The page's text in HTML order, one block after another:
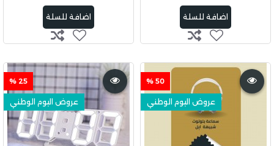
اضافة للسلة اضافة للسلة
50 %
عروض اليوم الوطني
25 %
عروض اليوم الوطني